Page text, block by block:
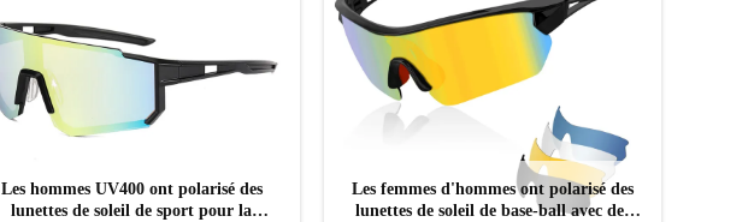
Les hommes UV400 ont polarisé des
lunettes de soleil de sport pour la
Les femmes d'hommes ont polarisé des
lunettes de soleil de base-ball avec des